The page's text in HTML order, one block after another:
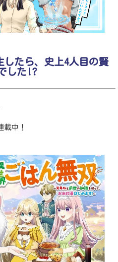
したら、史上4人目の賢
した!?
中！